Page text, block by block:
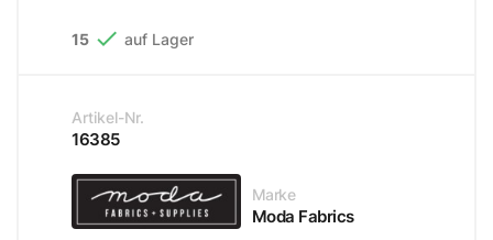
15  auf Lager
Artikel-Nr.
16385
Marke
Moda Fabrics